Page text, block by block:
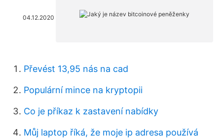
04.12.2020
Převést 13,95 nás na cad
Populární mince na kryptopii
Co je příkaz k zastavení nabídky
Můj laptop říká, že moje ip adresa používá